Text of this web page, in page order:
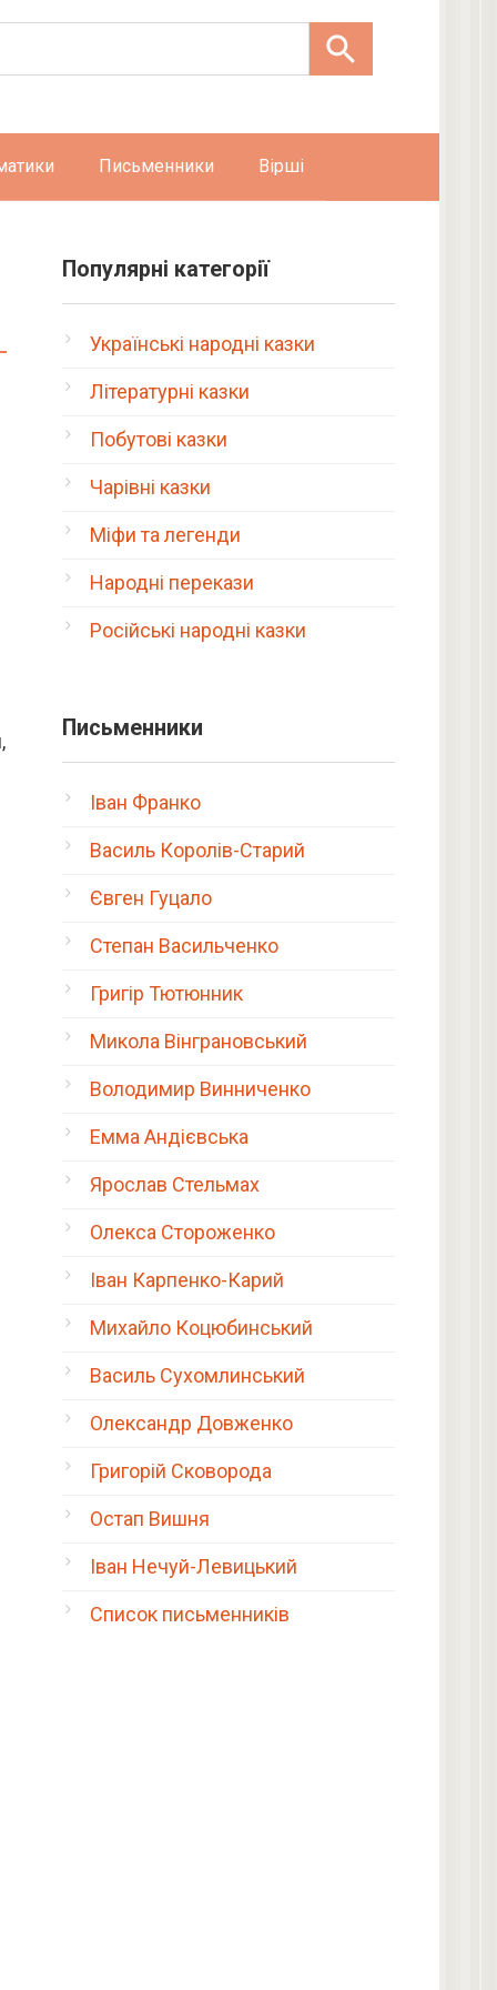
Письменники Вірші
Популярні категорії
Українські народні казки
Літературні казки
Побутові казки
Чарівні казки
Міфи та легенди
Народні перекази
Російські народні казки
Письменники
Іван Франко
Василь Королів-Старий
Євген Гуцало
Степан Васильченко
Григір Тютюнник
Микола Вінграновський
Володимир Винниченко
Емма Андієвська
Ярослав Стельмах
Олекса Стороженко
Іван Карпенко-Карий
Михайло Коцюбинський
Василь Сухомлинський
Олександр Довженко
Григорій Сковорода
Остап Вишня
Іван Нечуй-Левицький
Список письменників